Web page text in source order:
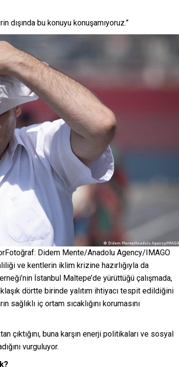
dışında bu konuyu konuşamıyoruz.”
Didem Mente/Anadolu Agency/IMAGO
ve kentlerin iklim krizine hazırlığıyla da
İstanbul Maltepe’de yürüttüğü çalışmada,
dörtte birinde yalıtım ihtiyacı tespit edildiğini
sağlıklı iç ortam sıcaklığını korumasını
çıktığını, buna karşın enerji politikaları ve sosyal
vurguluyor.